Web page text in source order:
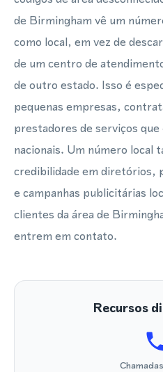
de Birmingham vê um
como local, em vez de
de um centro de
de outro estado. Isso é
pequenas empresas,
prestadores de serviços
nacionais. Um número local
credibilidade em diretórios,
e campanhas publicitárias
clientes da área de
entrem em contato.
Recursos